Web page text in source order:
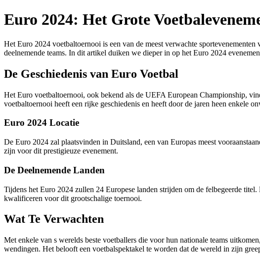
Euro 2024: Het Grote
Het Euro 2024 voetbaltoernooi is een van de meest verwachte
deelnemende teams. In dit artikel duiken we dieper in op het Euro 2024
De Geschiedenis van Euro Voetbal
Het Euro voetbaltoernooi, ook bekend als de UEFA European Championship,
voetbaltoernooi heeft een rijke geschiedenis en heeft door de jaren heen enkele
Euro 2024 Locatie
De Euro 2024 zal plaatsvinden in Duitsland, een van Europas meest
zijn voor dit prestigieuze evenement.
De Deelnemende Landen
Tijdens het Euro 2024 zullen 24 Europese landen strijden om de felbegeerde
kwalificeren voor dit grootschalige toernooi.
Wat Te Verwachten
Met enkele van s werelds beste voetballers die voor hun nationale teams
wendingen. Het belooft een voetbalspektakel te worden dat de wereld in zijn